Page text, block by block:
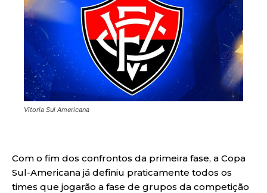
Vitoria Sul Americana
Com o fim dos confrontos da primeira fase, a Copa
Sul-Americana já definiu praticamente todos os
times que jogarão a fase de grupos da competição